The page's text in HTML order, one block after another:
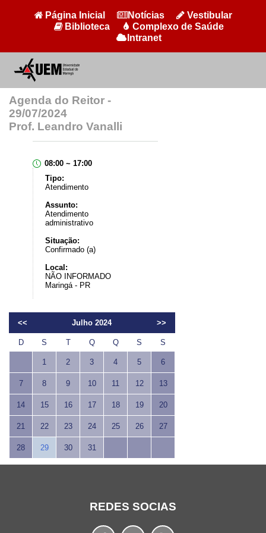
Página Inicial Notícias
Vestibular
Biblioteca
Complexo de Saúde
Intranet
Agenda do Reitor -
29/07/2024
Prof. Leandro Vanalli
08:00 ~ 17:00
Tipo:
Atendimento
Assunto:
Atendimento
administrativo
Situação:
Confirmado (a)
Local:
NÃO INFORMADO
Maringá - PR
<< Julho 2024 >>
D S T Q Q S S
1 2 3 4 5 6
7 8 9 10 11 12 13
14 15 16 17 18 19 20
21 22 23 24 25 26 27
28 29 30 31
REDES SOCIAS